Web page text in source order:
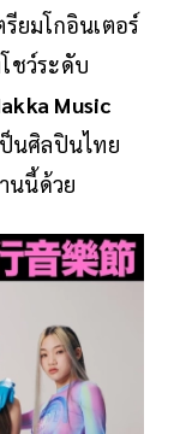
รียมโกอินเตอร์
ชว์ระดับ
Music
ป็นศิลปินไทย
นนี้ด้วย